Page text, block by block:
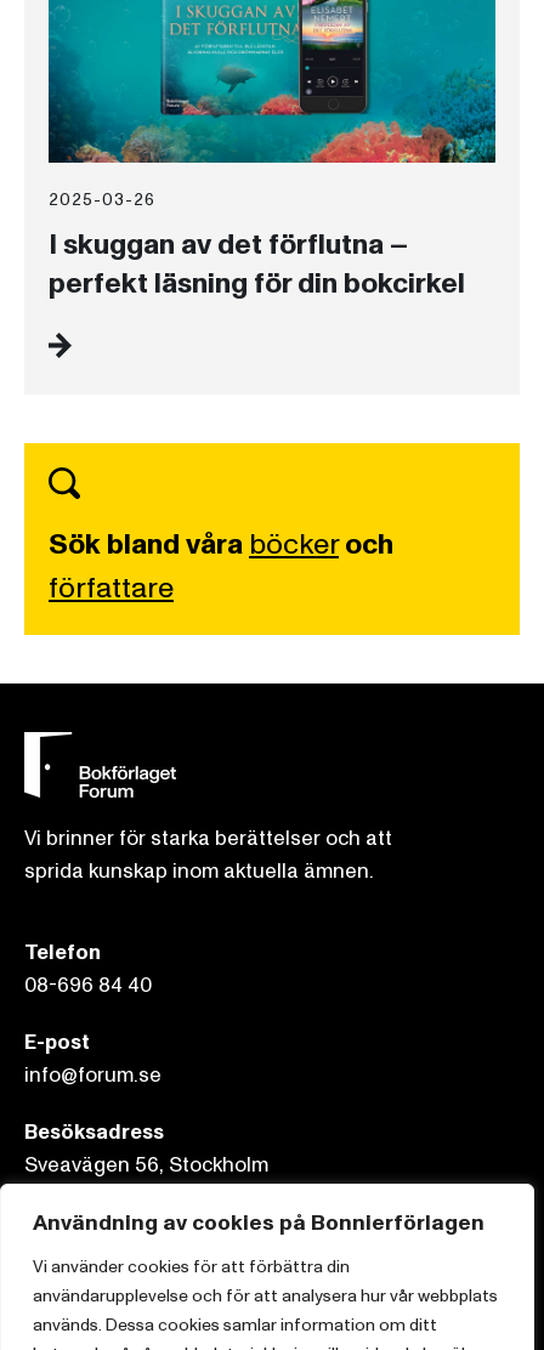
Användning av cookies på Bonnierförlagen
Vi använder cookies för att förbättra din
användarupplevelse och för att analysera hur vår webbplats
används. Dessa cookies samlar information om ditt
2025-03-26
I skuggan av det förflutna –
perfekt läsning för din bokcirkel
Sök bland våra böckeroch
författare
Vi brinner för starka berättelser och att
sprida kunskap inom aktuella ämnen.
Telefon
08-696 84 40
E-post
info@forum.se
Besöksadress
Sveavägen 56, Stockholm
Postadress
Box 3159, 103 63 Stockholm